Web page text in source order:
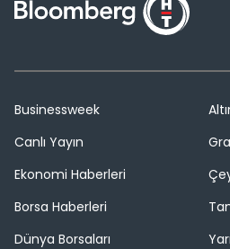
Businessweek
Canlı Yayın
Ekonomi Haberleri
Borsa Haberleri
Dünya Borsaları